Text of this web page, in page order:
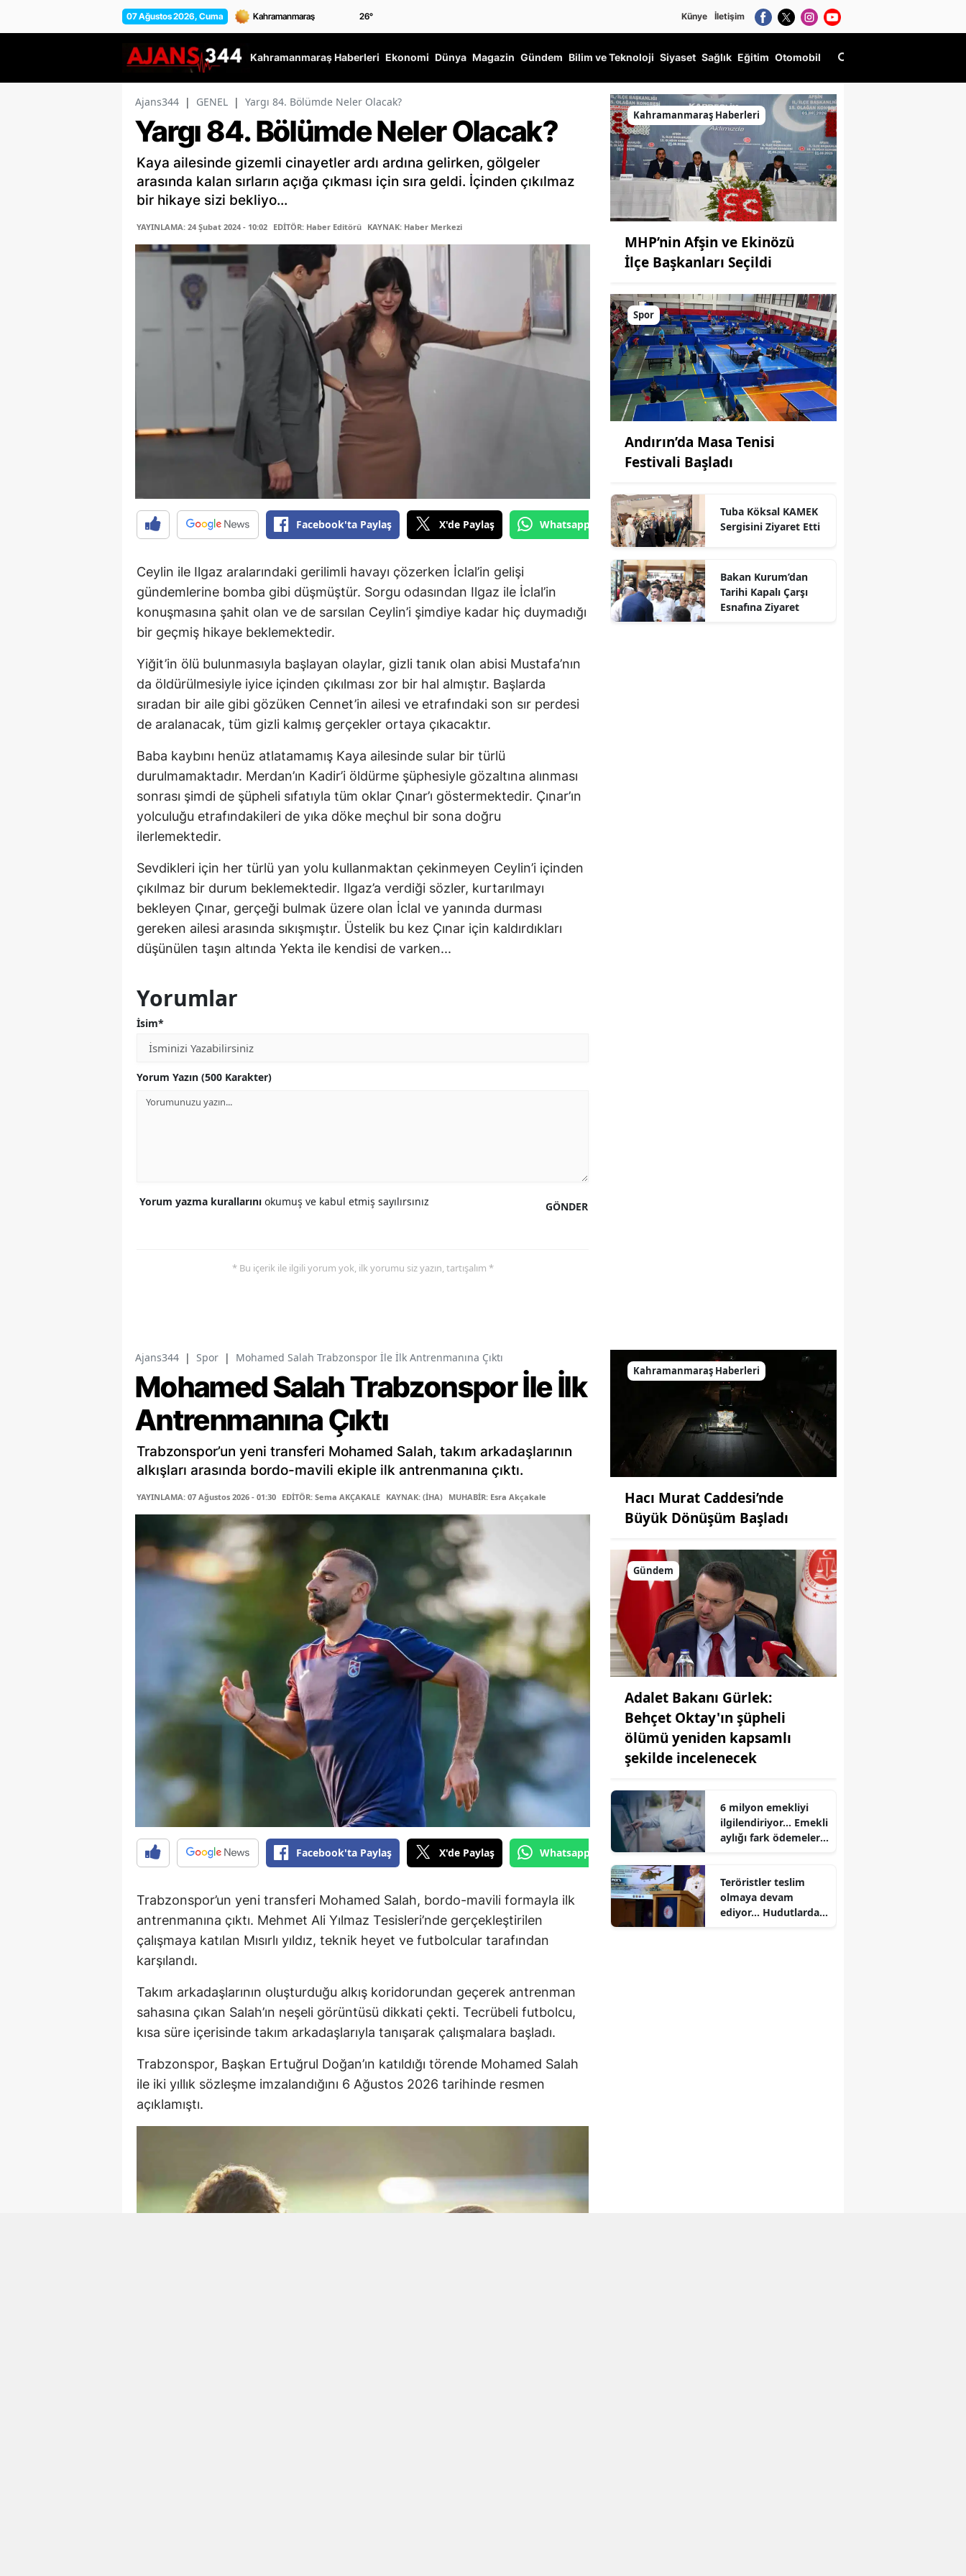
07 Ağustos 2026, Cuma 26° Künye İletişim
Kahramanmaraş Haberleri Ekonomi Dünya Magazin Gündem Bilim ve Teknoloji Siyaset Sağlık Eğitim Otomobil
Ajans344 | GENEL | Yargı 84. Bölümde Neler Olacak?
Yargı 84. Bölümde Neler Olacak?
Kaya ailesinde gizemli cinayetler ardı ardına gelirken, gölgeler
arasında kalan sırların açığa çıkması için sıra geldi. İçinden çıkılmaz
bir hikaye sizi bekliyo...
YAYINLAMA: 24 Şubat 2024 - 10:02 EDİTÖR: Haber Editörü KAYNAK: Haber Merkezi
Facebook'ta Paylaş X'de Paylaş Whatsapp'tan Gönder
Ceylin ile Ilgaz aralarındaki gerilimli havayı çözerken İclal’in gelişi
gündemlerine bomba gibi düşmüştür. Sorgu odasından Ilgaz ile İclal’in
konuşmasına şahit olan ve de sarsılan Ceylin’i şimdiye kadar hiç duymadığı
bir geçmiş hikaye beklemektedir.
Yiğit’in ölü bulunmasıyla başlayan olaylar, gizli tanık olan abisi Mustafa’nın
da öldürülmesiyle iyice içinden çıkılması zor bir hal almıştır. Başlarda
sıradan bir aile gibi gözüken Cennet’in ailesi ve etrafındaki son sır perdesi
de aralanacak, tüm gizli kalmış gerçekler ortaya çıkacaktır.
Baba kaybını henüz atlatamamış Kaya ailesinde sular bir türlü
durulmamaktadır. Merdan’ın Kadir’i öldürme şüphesiyle gözaltına alınması
sonrası şimdi de şüpheli sıfatıyla tüm oklar Çınar’ı göstermektedir. Çınar’ın
yolculuğu etrafındakileri de yıka döke meçhul bir sona doğru
ilerlemektedir.
Sevdikleri için her türlü yan yolu kullanmaktan çekinmeyen Ceylin’i içinden
çıkılmaz bir durum beklemektedir. Ilgaz’a verdiği sözler, kurtarılmayı
bekleyen Çınar, gerçeği bulmak üzere olan İclal ve yanında durması
gereken ailesi arasında sıkışmıştır. Üstelik bu kez Çınar için kaldırdıkları
düşünülen taşın altında Yekta ile kendisi de varken...
Yorumlar
İsim*
Yorum Yazın (500 Karakter)
GÖNDER
Yorum yazma kurallarını okumuş ve kabul etmiş sayılırsınız
* Bu içerik ile ilgili yorum yok, ilk yorumu siz yazın, tartışalım *
Kahramanmaraş Haberleri
MHP’nin Afşin ve Ekinözü
İlçe Başkanları Seçildi
Spor
Andırın’da Masa Tenisi
Festivali Başladı
Tuba Köksal KAMEK
Sergisini Ziyaret Etti
Bakan Kurum’dan
Tarihi Kapalı Çarşı
Esnafına Ziyaret
Ajans344 | Spor | Mohamed Salah Trabzonspor İle İlk Antrenmanına Çıktı
Mohamed Salah Trabzonspor İle İlk
Antrenmanına Çıktı
Trabzonspor’un yeni transferi Mohamed Salah, takım arkadaşlarının
alkışları arasında bordo-mavili ekiple ilk antrenmanına çıktı.
YAYINLAMA: 07 Ağustos 2026 - 01:30 EDİTÖR: Sema AKÇAKALE KAYNAK: (İHA) MUHABİR: Esra Akçakale
Facebook'ta Paylaş X'de Paylaş Whatsapp'tan Gönder
Trabzonspor’un yeni transferi Mohamed Salah, bordo-mavili formayla ilk
antrenmanına çıktı. Mehmet Ali Yılmaz Tesisleri’nde gerçekleştirilen
çalışmaya katılan Mısırlı yıldız, teknik heyet ve futbolcular tarafından
karşılandı.
Takım arkadaşlarının oluşturduğu alkış koridorundan geçerek antrenman
sahasına çıkan Salah’ın neşeli görüntüsü dikkati çekti. Tecrübeli futbolcu,
kısa süre içerisinde takım arkadaşlarıyla tanışarak çalışmalara başladı.
Trabzonspor, Başkan Ertuğrul Doğan’ın katıldığı törende Mohamed Salah
ile iki yıllık sözleşme imzalandığını 6 Ağustos 2026 tarihinde resmen
açıklamıştı.
Kahramanmaraş Haberleri
Hacı Murat Caddesi’nde
Büyük Dönüşüm Başladı
Gündem
Adalet Bakanı Gürlek:
Behçet Oktay'ın şüpheli
ölümü yeniden kapsamlı
şekilde incelenecek
6 milyon emekliyi
ilgilendiriyor... Emekli
aylığı fark ödemeleri
Teröristler teslim
olmaya devam
ediyor... Hudutlarda